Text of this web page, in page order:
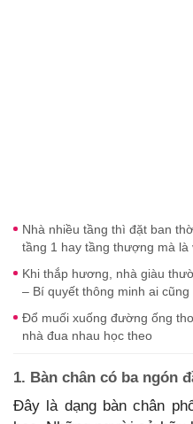
Nhà nhiều tầng thì đặt ban
tầng 1 hay tầng thượng mà là
Khi thắp hương, nhà giàu
– Bí quyết thông minh ai cũng
Đổ muối xuống đường ống
nhà đua nhau học theo
1. Bàn chân có ba ngón
Đây là dạng bàn chân